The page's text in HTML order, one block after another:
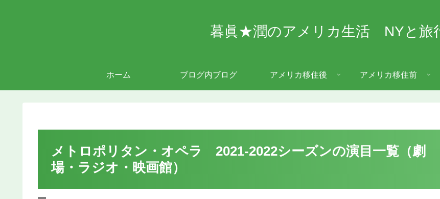
暮眞★潤のアメリカ生活 NYと旅
ホーム ブログ内ブログ アメリカ移住後 アメリカ移住前
メトロポリタン・オペラ 2021-2022シーズンの演目一覧（劇
場・ラジオ・映画館）